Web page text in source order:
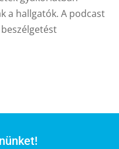
a hallgatók. A podcast